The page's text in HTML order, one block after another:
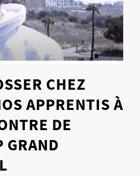
CHEZ
APPRENTIS À
DE
GRAND